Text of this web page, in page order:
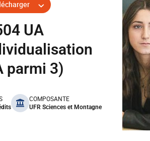
UA
parmi 3)
COMPOSANTE
UFR Sciences et Montagne